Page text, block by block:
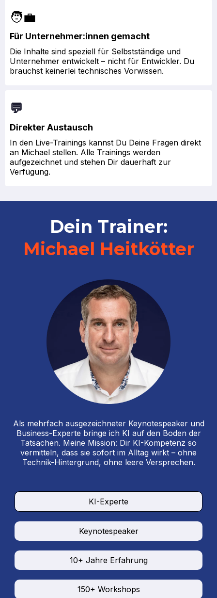
🧑‍💼
Für Unternehmer:innen gemacht
Die Inhalte sind speziell für Selbstständige und
Unternehmer entwickelt – nicht für Entwickler. Du
brauchst keinerlei technisches Vorwissen.
💬
Direkter Austausch
In den Live-Trainings kannst Du Deine Fragen direkt
an Michael stellen. Alle Trainings werden
aufgezeichnet und stehen Dir dauerhaft zur
Verfügung.
Dein Trainer:
Michael Heitkötter
Als mehrfach ausgezeichneter Keynotespeaker und
Business-Experte bringe ich KI auf den Boden der
Tatsachen. Meine Mission: Dir KI-Kompetenz so
vermitteln, dass sie sofort im Alltag wirkt – ohne
Technik-Hintergrund, ohne leere Versprechen.
KI-Experte
Keynotespeaker
10+ Jahre Erfahrung
150+ Workshops